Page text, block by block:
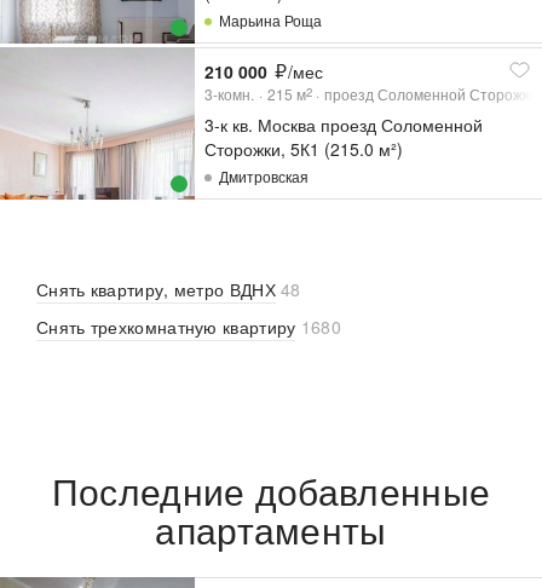
Марьина Роща
210 000 /мес
3-комн. 215 м2 проезд Соломенной
3-к кв. Москва проезд Соломенной
Сторожки, 5К1 (215.0 м²)
Дмитровская
Снять квартиру, метро ВДНХ 48
Снять трехкомнатную квартиру 1680
Последние добавленные
апартаменты